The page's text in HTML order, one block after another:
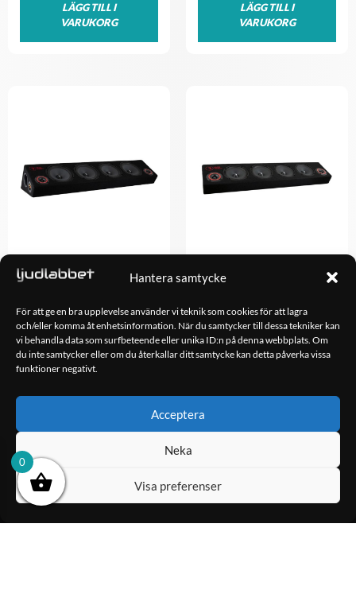
Hantera samtycke
För att ge en bra upplevelse använder vi teknik som cookies för att lagra
och/eller komma åt enhetsinformation. När du samtycker till dessa tekniker kan
vi behandla data som surfbeteende eller unika ID:n på denna webbplats. Om
du inte samtycker eller om du återkallar ditt samtycke kan detta påverka vissa
funktioner negativt.
Acceptera
Neka
Visa preferenser
LÄGG TILL I
VARUKORG
LÄGG TILL I
VARUKORG
Bass Habit Play SPL84
2,498.00kr
LÄGG TILL I
VARUKORG
Bass Habit Play SPL64
1,998.00kr
LÄGG TILL I
OM OSS
Ljudlabbet är en del av Kungshamns Bildepå – Ljudlabbet i
Sotenäs AB.
KONTAKT
Klippsjövägen 5
0